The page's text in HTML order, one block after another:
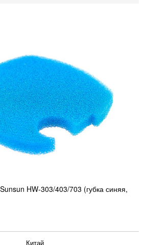
HW-303/403/703 (губка синяя,
Китай